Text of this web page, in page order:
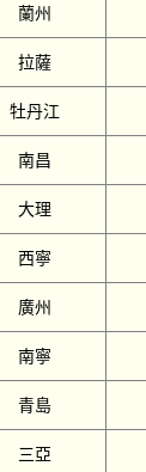
蘭州
拉薩
牡丹江
南昌
大理
西寧
廣州
南寧
青島
三亞